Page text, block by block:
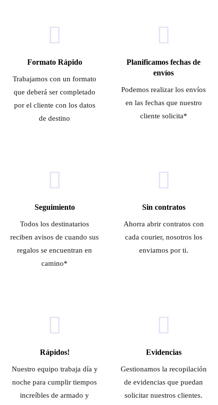
Formato Rápido
Trabajamos con un formato
que deberá ser completado
por el cliente con los datos
de destino
Planificamos fechas de
envíos
Podemos realizar los envíos
en las fechas que nuestro
cliente solicita*
Seguimiento
Todos los destinatarios
reciben avisos de cuando sus
regalos se encuentran en
camino*
Sin contratos
Ahorra abrir contratos con
cada courier, nosotros los
enviamos por ti.
Rápidos!
Nuestro equipo trabaja día y
noche para cumplir tiempos
increíbles de armado y
Evidencias
Gestionamos la recopilación
de evidencias que puedan
solicitar nuestros clientes.